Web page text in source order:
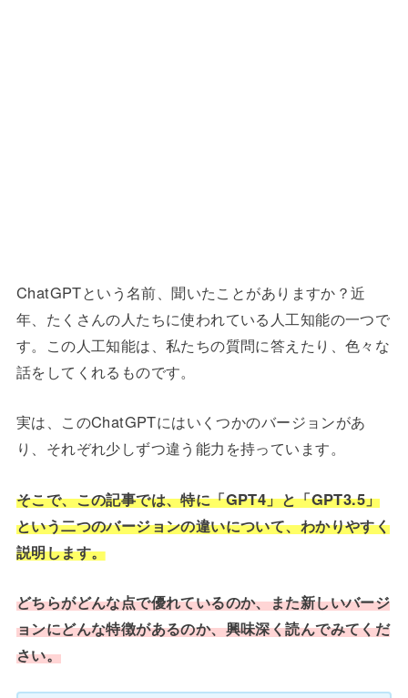
ChatGPTという名前、聞いたことがありますか？近
年、たくさんの人たちに使われている人工知能の一つで
す。この人工知能は、私たちの質問に答えたり、色々な
話をしてくれるものです。
実は、このChatGPTにはいくつかのバージョンがあ
り、それぞれ少しずつ違う能力を持っています。
そこで、この記事では、特に「GPT4」と「GPT3.5」
という二つのバージョンの違いについて、わかりやすく
説明します。
どちらがどんな点で優れているのか、また新しいバージ
ョンにどんな特徴があるのか、興味深く読んでみてくだ
さい。